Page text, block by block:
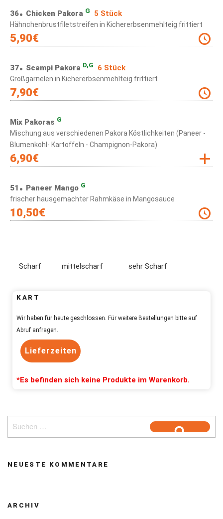
36 Chicken Pakora G 5 Stück
Hähnchenbrustfiletstreifen in Kichererbsenmehlteig frittiert
5,90€
37 Scampi Pakora D,G 6 Stück
Großgarnelen in Kichererbsenmehlteig frittiert
7,90€
Mix Pakoras G
Mischung aus verschiedenen Pakora Köstlichkeiten (Paneer -
Blumenkohl- Kartoffeln - Champignon-Pakora)
6,90€
51 Paneer Mango G
frischer hausgemachter Rahmkäse in Mangosauce
10,50€
Scharf mittelscharf sehr Scharf
KART
Wir haben für heute geschlossen. Für weitere Bestellungen bitte auf
Abruf anfragen.
Lieferzeiten
Es befinden sich keine Produkte im Warenkorb.
NEUESTE KOMMENTARE
ARCHIV